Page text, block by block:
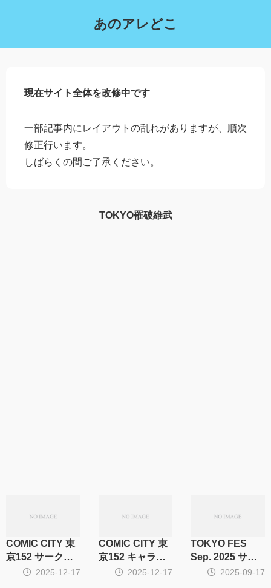
あのアレどこ
現在サイト全体を改修中です
一部記事内にレイアウトの乱れがありますが、順次
修正行います。
しばらくの間ご了承ください。
TOKYO罹破維武
COMIC CITY 東
京152 サークル
集計
2025-12-17
COMIC CITY 東
京152 キャラ・
CP別集計2025-12-17
TOKYO FES
Sep. 2025 サー
クル集計2025-09-17